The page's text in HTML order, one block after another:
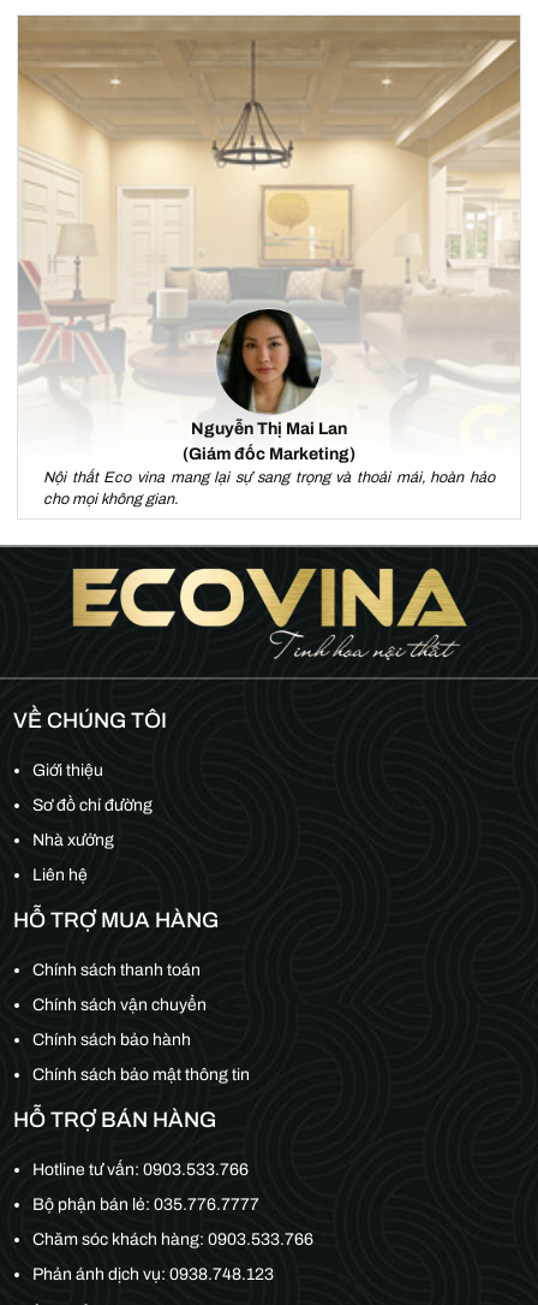
Nguyễn Thị Mai Lan
(Giám đốc Marketing)
Nội thất Eco vina mang lại sự sang trọng và thoải mái, hoàn hảo
cho mọi không gian.
VỀ CHÚNG TÔI
Giới thiệu
Sơ đồ chỉ đường
Nhà xưởng
Liên hệ
HỖ TRỢ MUA HÀNG
Chính sách thanh toán
Chính sách vận chuyển
Chính sách bảo hành
Chính sách bảo mật thông tin
HỖ TRỢ BÁN HÀNG
Hotline tư vấn:0903.533.766
Bộ phận bán lẻ:035.776.7777
Chăm sóc khách hàng:0903.533.766
Phản ánh dịch vụ: 0938.748.123